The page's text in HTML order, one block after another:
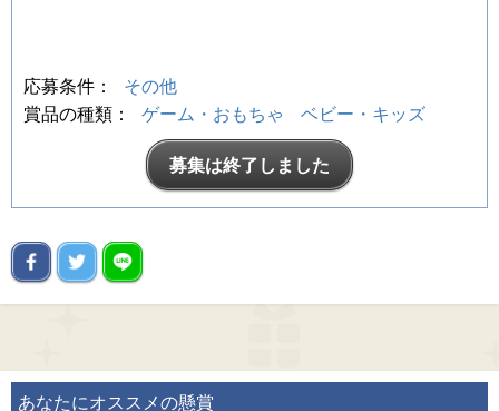
応募条件：
その他
賞品の種類：
ゲーム・おもちゃ ベビー・キッズ
募集は終了しました
あなたにオススメの懸賞